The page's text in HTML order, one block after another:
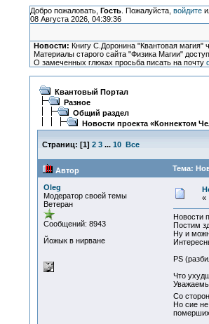
Добро пожаловать, Гость. Пожалуйста, войдите
08 Августа 2026, 04:39:36
Новости: Книгу С.Доронина "Квантовая магия"
Материалы старого сайта "Физика Магии"
О замеченных глюках просьба писать на почту
Квантовый Портал
Разное
Общий раздел
Новости проекта «Коннектом
Страниц: [1] 2 3 ... 10 Все
Автор Тема:
Oleg
Модератор своей темы
Ветеран
Сообщений: 8943
Йожык в нирване
«
Новости
Постим
Ну и
PS
Что
Со
Но сие